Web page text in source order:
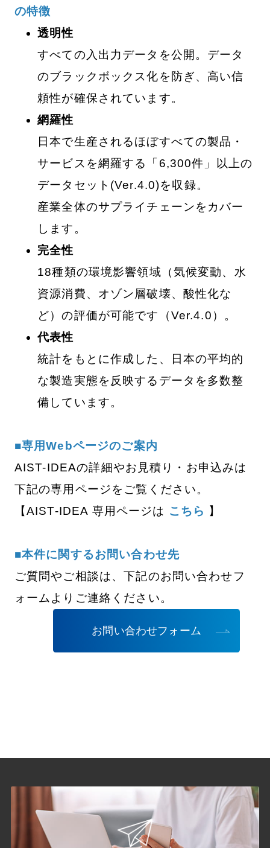
の特徴
透明性
すべての入出力データを公開。データ
のブラックボックス化を防ぎ、高い信
頼性が確保されています。
網羅性
日本で生産されるほぼすべての製品・
サービスを網羅する「6,300件」以上の
データセット(Ver.4.0)を収録。
産業全体のサプライチェーンをカバー
します。
完全性
18種類の環境影響領域（気候変動、水
資源消費、オゾン層破壊、酸性化な
ど）の評価が可能です（Ver.4.0）。
代表性
統計をもとに作成した、日本の平均的
な製造実態を反映するデータを多数整
備しています。
■専用Webページのご案内
AIST-IDEAの詳細やお見積り・お申込みは
下記の専用ページをご覧ください。
【AIST-IDEA 専用ページは こちら 】
■本件に関するお問い合わせ先
ご質問やご相談は、下記のお問い合わせフ
ォームよりご連絡ください。
お問い合わせフォーム